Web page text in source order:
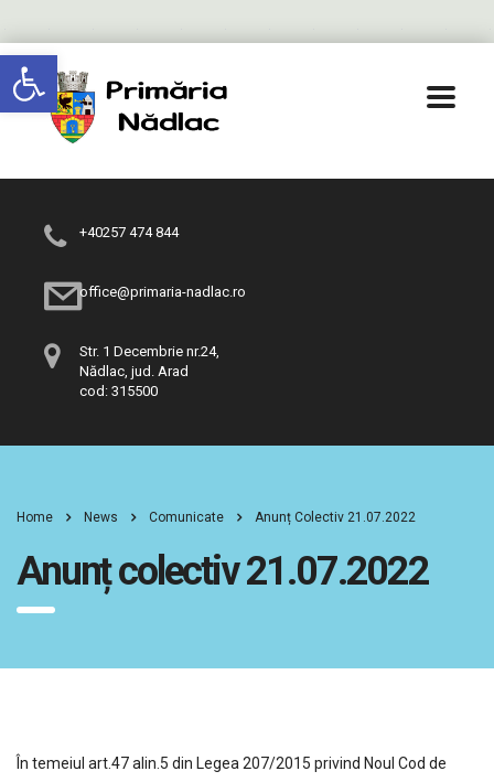
Deschide bara de unelte
+40257 474 844
office@primaria-nadlac.ro
Str. 1 Decembrie nr.24,
Nădlac, jud. Arad
cod: 315500
Home News Comunicate Anunț Colectiv 21.07.2022
Anunț colectiv 21.07.2022
În temeiul art.47 alin.5 din Legea 207/2015 privind Noul Cod de